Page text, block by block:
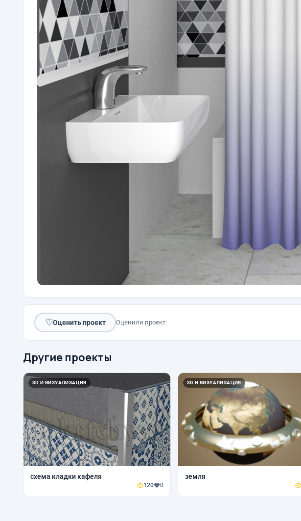
♡Оценить проект Оценили проект:
Другие проекты
3D И ВИЗУАЛИЗАЦИЯ
схема кладки кафеля
120 0
3D И ВИЗУАЛИЗАЦИЯ
земля